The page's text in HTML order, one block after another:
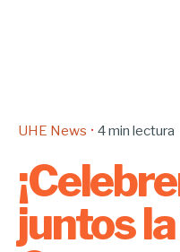
UHE News 4 min lectura
juntos